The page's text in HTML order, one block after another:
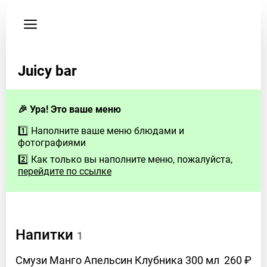
соглашение
01-
73
Здесь
будут
заведения
у
есть
Juicy bar
🎉 Ура! Это ваше меню
1️⃣ Наполните ваше меню блюдами и
фотографиями
2️⃣ Как только вы наполните меню, пожалуйста,
перейдите по ссылке
Напитки 1
Смузи Манго Апельсин Клубника 300 мл 260 ₽